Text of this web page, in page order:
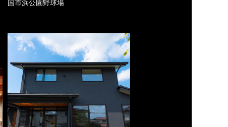
国市浜公園野球場